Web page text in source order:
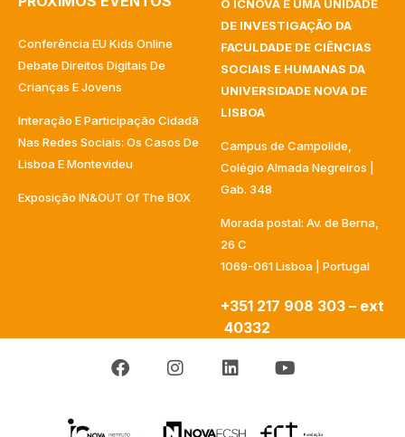
Conferência EU Kids Online
Debate Direitos Digitais De
Crianças E Jovens
Interação E Participação Cidadã
Nas Redes Sociais: Os Casos De
Lisboa E Montevideu
Exposição IN&OUT Of The BOX
O ICNOVA É UMA UNIDADE
DE INVESTIGAÇÃO DA
FACULDADE DE CIÊNCIAS
SOCIAIS E HUMANAS DA
UNIVERSIDADE NOVA DE
LISBOA
Campus de Campolide,
Colégio Almada Negreiros |
Gab. 348
Morada postal: Av. de Berna,
26 C
1069-061 Lisboa | Portugal
+351 217 908 303 – ext
40332